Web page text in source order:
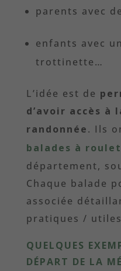
parents avec
enfants avec
trottinette…
L’idée est de
d’avoir accès à
randonnée. Ils
balades à
département,
Chaque balade
associée
pratiques /
QUELQUES
DÉPART DE LA